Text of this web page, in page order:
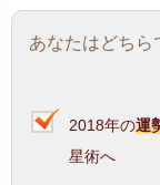
あなたはどちら
2018年の運
星術へ